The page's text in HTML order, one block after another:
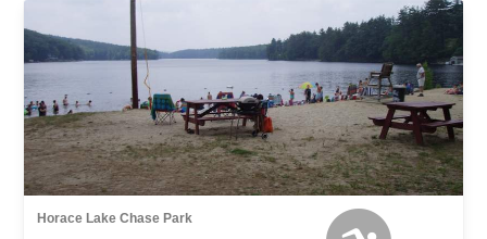
Horace Lake Chase Park